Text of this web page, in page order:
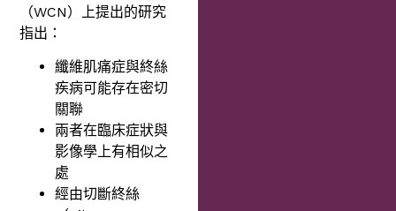
（WCN）上提出的研究
指出：
纖維肌痛症與終絲
疾病可能存在密切
關聯
兩者在臨床症狀與
影像學上有相似之
處
經由切斷終絲